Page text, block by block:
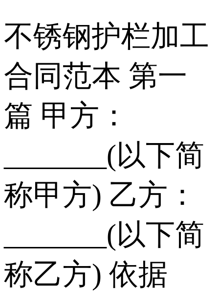
不锈钢护栏加工
合同范本 第一
篇 甲方：
_______(以下简
称甲方) 乙方：
_______(以下简
称乙方) 依据